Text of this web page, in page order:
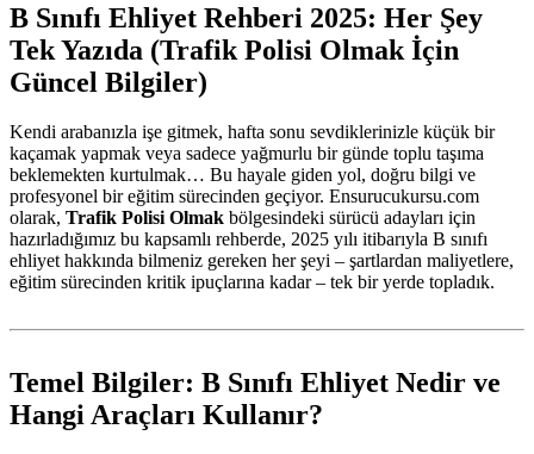
B Sınıfı Ehliyet Rehberi 2025: Her Şey
Tek Yazıda (Trafik Polisi Olmak İçin
Güncel Bilgiler)
Kendi arabanızla işe gitmek, hafta sonu sevdiklerinizle küçük bir
kaçamak yapmak veya sadece yağmurlu bir günde toplu taşıma
beklemekten kurtulmak… Bu hayale giden yol, doğru bilgi ve
profesyonel bir eğitim sürecinden geçiyor. Ensurucukursu.com
olarak, Trafik Polisi Olmak bölgesindeki sürücü adayları için
hazırladığımız bu kapsamlı rehberde, 2025 yılı itibarıyla B sınıfı
ehliyet hakkında bilmeniz gereken her şeyi – şartlardan maliyetlere,
eğitim sürecinden kritik ipuçlarına kadar – tek bir yerde topladık.
Temel Bilgiler: B Sınıfı Ehliyet Nedir ve
Hangi Araçları Kullanır?